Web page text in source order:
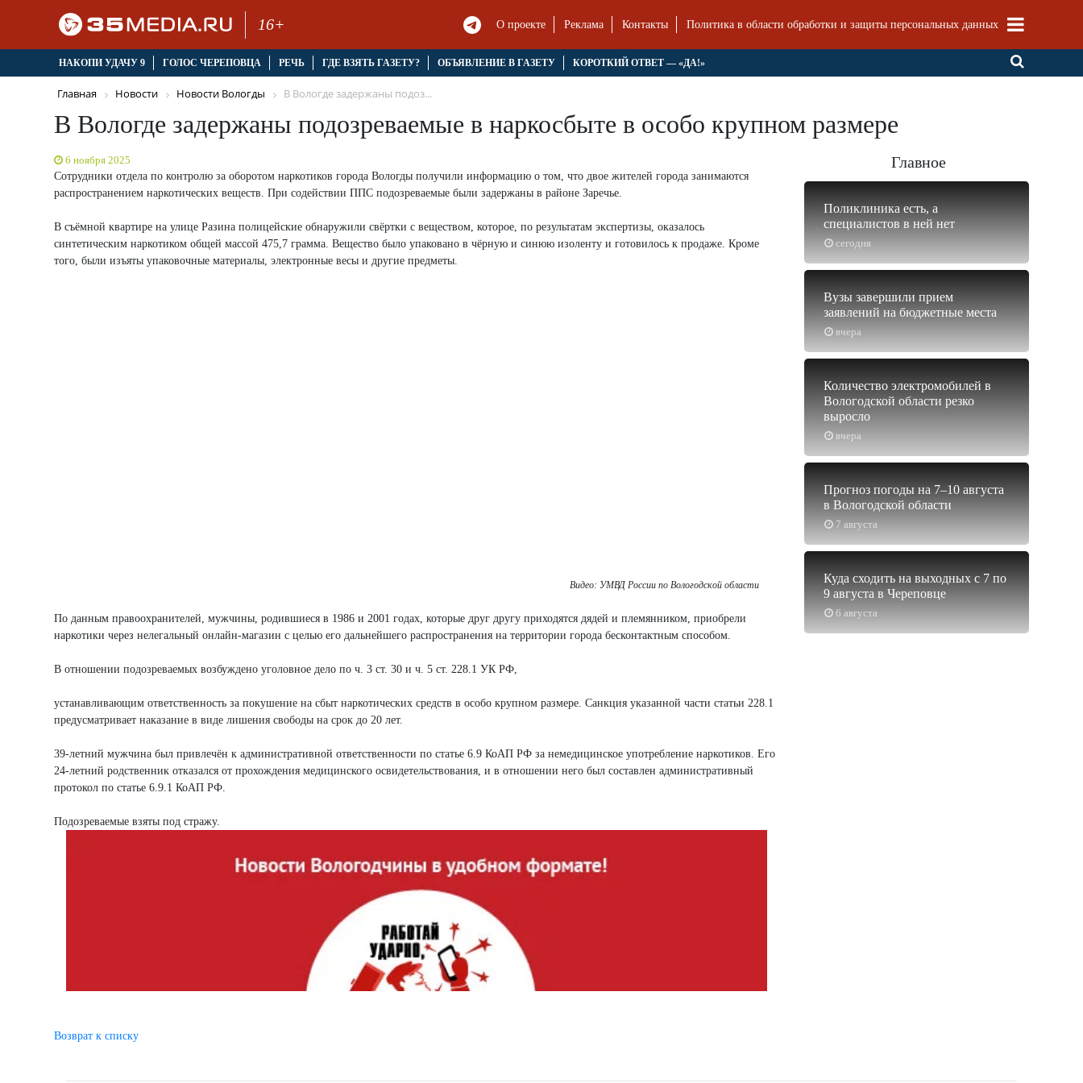
16+ О проекте Реклама Контакты Политика в области обработки и защиты персональных данных
НАКОПИ УДАЧУ 9 ГОЛОС ЧЕРЕПОВЦА РЕЧЬ ГДЕ ВЗЯТЬ ГАЗЕТУ? ОБЪЯВЛЕНИЕ В ГАЗЕТУ КОРОТКИЙ ОТВЕТ — «ДА!»
Главная Новости Новости Вологды В Вологде задержаны подоз...
В Вологде задержаны подозреваемые в наркосбыте в особо крупном размере
6 ноября 2025
Сотрудники отдела по контролю за оборотом наркотиков города Вологды получили информацию о том, что двое жителей города занимаются
распространением наркотических веществ. При содействии ППС подозреваемые были задержаны в районе Заречье.
В съёмной квартире на улице Разина полицейские обнаружили свёртки с веществом, которое, по результатам экспертизы, оказалось
синтетическим наркотиком общей массой 475,7 грамма. Вещество было упаковано в чёрную и синюю изоленту и готовилось к продаже. Кроме
того, были изъяты упаковочные материалы, электронные весы и другие предметы.
Видео: УМВД России по Вологодской области
По данным правоохранителей, мужчины, родившиеся в 1986 и 2001 годах, которые друг другу приходятся дядей и племянником, приобрели
наркотики через нелегальный онлайн-магазин с целью его дальнейшего распространения на территории города бесконтактным способом.
В отношении подозреваемых возбуждено уголовное дело по ч. 3 ст. 30 и ч. 5 ст. 228.1 УК РФ,
устанавливающим ответственность за покушение на сбыт наркотических средств в особо крупном размере. Санкция указанной части статьи 228.1
предусматривает наказание в виде лишения свободы на срок до 20 лет.
39-летний мужчина был привлечён к административной ответственности по статье 6.9 КоАП РФ за немедицинское употребление наркотиков. Его
24-летний родственник отказался от прохождения медицинского освидетельствования, и в отношении него был составлен административный
протокол по статье 6.9.1 КоАП РФ.
Подозреваемые взяты под стражу.
Главное
сегодня
Поликлиника есть, а
специалистов в ней нет
вчера
Вузы завершили прием
заявлений на бюджетные места
вчера
Количество электромобилей в
Вологодской области резко
выросло
7 августа
Прогноз погоды на 7–10 августа
в Вологодской области
6 августа
Куда сходить на выходных с 7 по
9 августа в Череповце
Возврат к списку